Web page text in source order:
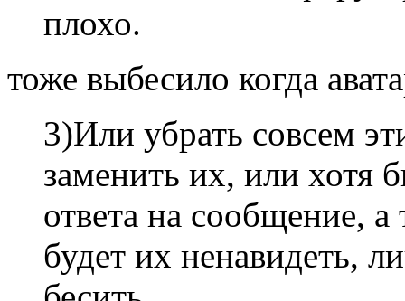
плохо.
тоже выбесило когда
3)Или убрать совсем
заменить их, или хотя
ответа на сообщение,
будет их ненавидеть,